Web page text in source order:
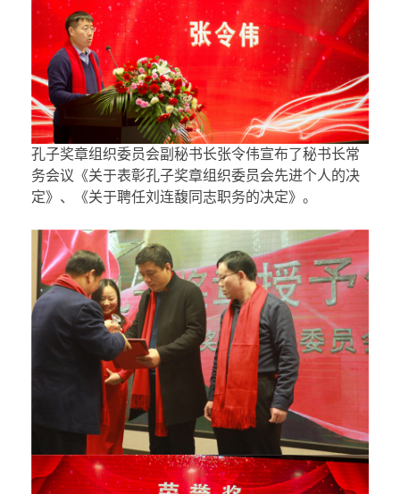
孔子奖章组织委员会副秘书长张令伟宣布了秘书长常
务会议《关于表彰孔子奖章组织委员会先进个人的决
定》、《关于聘任刘连馥同志职务的决定》。